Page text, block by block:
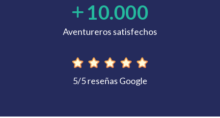
10.000
Aventureros satisfechos
5/5 reseñas Google